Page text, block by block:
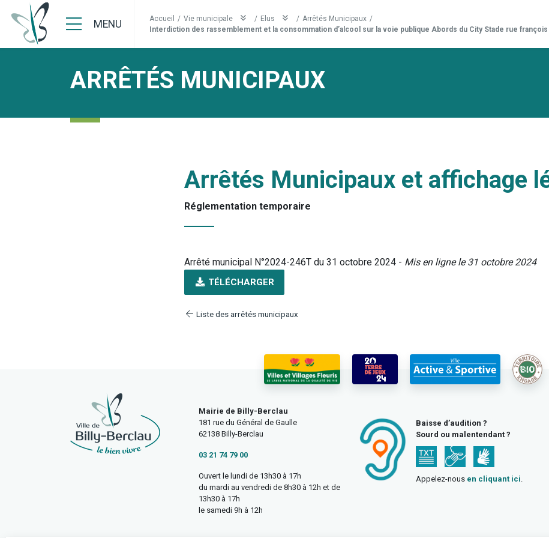
MENU Accueil / Vie municipale / Elus / Arrêtés Municipaux /
Interdiction des rassemblement et la consommation d’alcool sur la voie publique Abords du City Stade rue
ARRÊTÉS MUNICIPAUX
Arrêtés Municipaux et affichage
Réglementation temporaire
Arrêté municipal N°2024-246T du 31 octobre 2024 - Mis en ligne le 31 octobre 2024
TÉLÉCHARGER
Liste des arrêtés municipaux
Mairie de Billy-Berclau
181 rue du Général de Gaulle
62138 Billy-Berclau
03 21 74 79 00
Ouvert le lundi de 13h30 à 17h
du mardi au vendredi de 8h30 à 12h et de
13h30 à 17h
le samedi 9h à 12h
Baisse d’audition ?
Sourd ou malentendant ?
Appelez-nous en cliquant ici.